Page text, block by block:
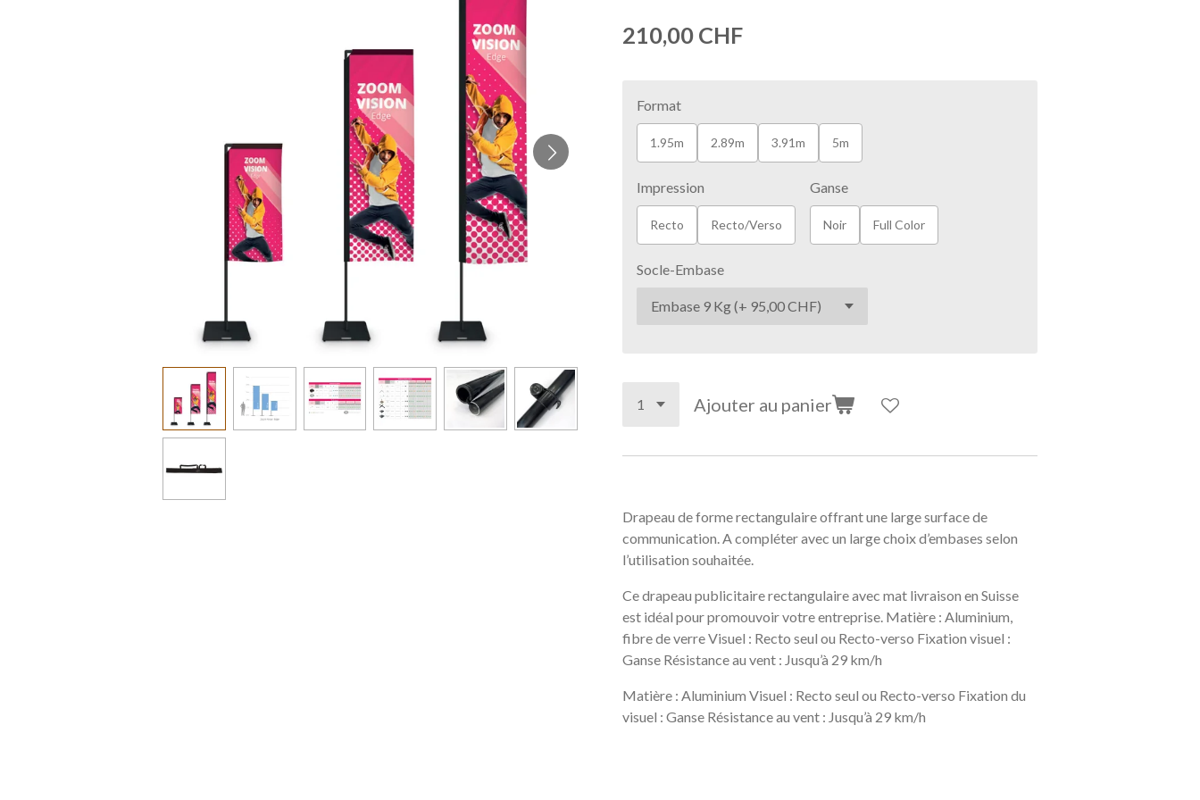
210,00 CHF
Format
1.95m 2.89m 3.91m 5m
Impression
Recto Recto/Verso
Ganse
Noir Full Color
Socle-Embase
Ajouter au panier
Drapeau de forme rectangulaire offrant une large surface de
communication. A compléter avec un large choix d’embases selon
l’utilisation souhaitée.
Ce drapeau publicitaire rectangulaire avec mat livraison en Suisse
est idéal pour promouvoir votre entreprise. Matière : Aluminium,
fibre de verre Visuel : Recto seul ou Recto-verso Fixation visuel :
Ganse Résistance au vent : Jusqu’à 29 km/h
Matière : Aluminium Visuel : Recto seul ou Recto-verso Fixation du
visuel : Ganse Résistance au vent : Jusqu’à 29 km/h